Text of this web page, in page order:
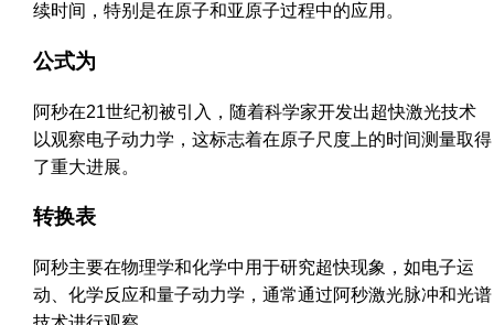
续时间，特别是在原子和亚原子过程中的应用。
公式为
阿秒在21世纪初被引入，随着科学家开发出超快激光技术
以观察电子动力学，这标志着在原子尺度上的时间测量取得
了重大进展。
转换表
阿秒主要在物理学和化学中用于研究超快现象，如电子运
动、化学反应和量子动力学，通常通过阿秒激光脉冲和光谱